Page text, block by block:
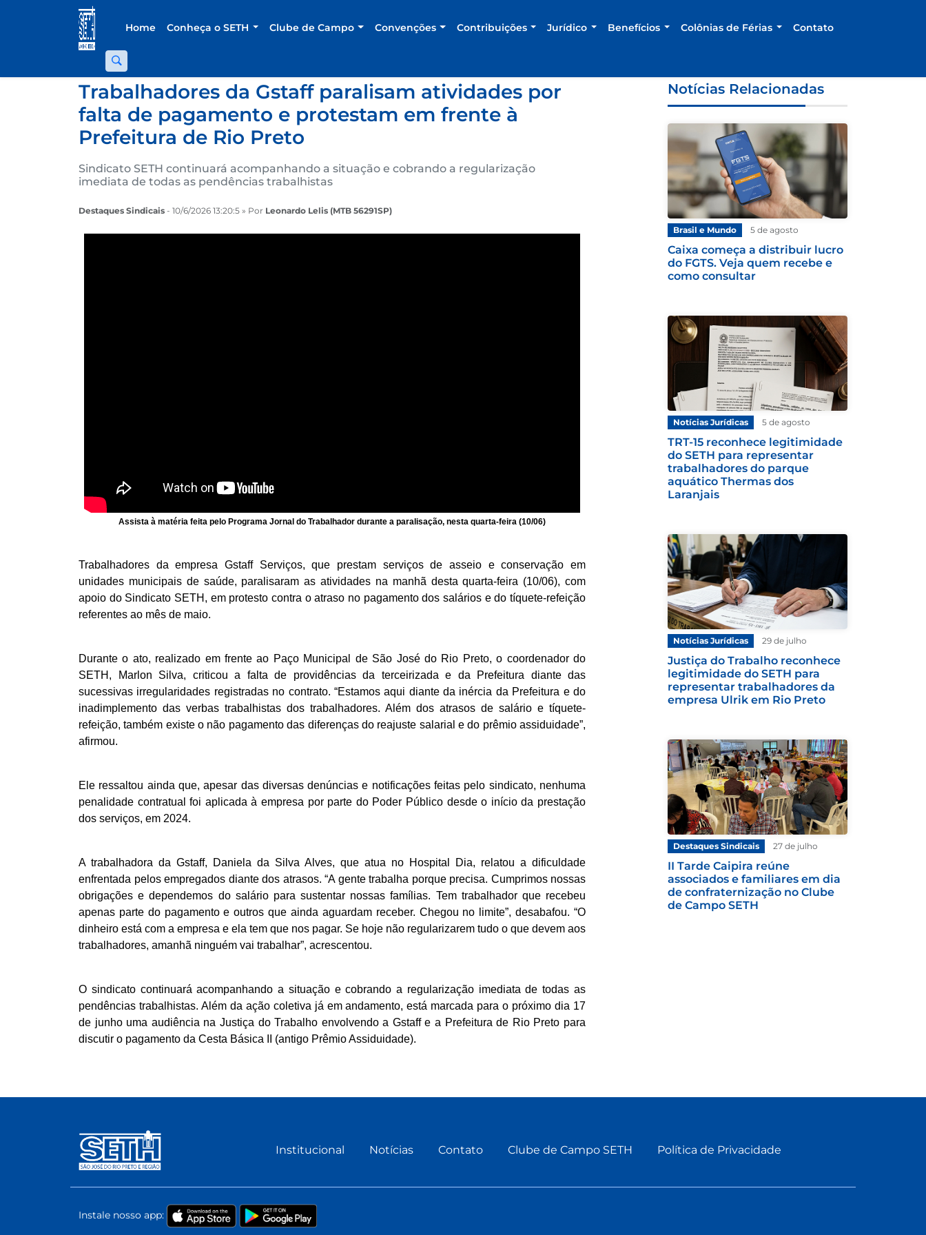
Home Conheça o SETH Clube de Campo Convenções Contribuições Jurídico Benefícios Colônias de Férias Contato
Trabalhadores da Gstaff paralisam atividades por
falta de pagamento e protestam em frente à
Prefeitura de Rio Preto
Sindicato SETH continuará acompanhando a situação e cobrando a regularização
imediata de todas as pendências trabalhistas
Destaques Sindicais - 10/6/2026 13:20:5 » Por Leonardo Lelis (MTB 56291SP)
Assista à matéria feita pelo Programa Jornal do Trabalhador durante a paralisação, nesta quarta-feira (10/06)
Trabalhadores da empresa Gstaff Serviços, que prestam serviços de asseio e conservação em
unidades municipais de saúde, paralisaram as atividades na manhã desta quarta-feira (10/06), com
apoio do Sindicato SETH, em protesto contra o atraso no pagamento dos salários e do tíquete-refeição
referentes ao mês de maio.
Durante o ato, realizado em frente ao Paço Municipal de São José do Rio Preto, o coordenador do
SETH, Marlon Silva, criticou a falta de providências da terceirizada e da Prefeitura diante das
sucessivas irregularidades registradas no contrato. “Estamos aqui diante da inércia da Prefeitura e do
inadimplemento das verbas trabalhistas dos trabalhadores. Além dos atrasos de salário e tíquete-
refeição, também existe o não pagamento das diferenças do reajuste salarial e do prêmio assiduidade”,
afirmou.
Ele ressaltou ainda que, apesar das diversas denúncias e notificações feitas pelo sindicato, nenhuma
penalidade contratual foi aplicada à empresa por parte do Poder Público desde o início da prestação
dos serviços, em 2024.
A trabalhadora da Gstaff, Daniela da Silva Alves, que atua no Hospital Dia, relatou a dificuldade
enfrentada pelos empregados diante dos atrasos. “A gente trabalha porque precisa. Cumprimos nossas
obrigações e dependemos do salário para sustentar nossas famílias. Tem trabalhador que recebeu
apenas parte do pagamento e outros que ainda aguardam receber. Chegou no limite”, desabafou. “O
dinheiro está com a empresa e ela tem que nos pagar. Se hoje não regularizarem tudo o que devem aos
trabalhadores, amanhã ninguém vai trabalhar”, acrescentou.
O sindicato continuará acompanhando a situação e cobrando a regularização imediata de todas as
pendências trabalhistas. Além da ação coletiva já em andamento, está marcada para o próximo dia 17
de junho uma audiência na Justiça do Trabalho envolvendo a Gstaff e a Prefeitura de Rio Preto para
discutir o pagamento da Cesta Básica II (antigo Prêmio Assiduidade).
Notícias Relacionadas
Brasil e Mundo 5 de agosto
Caixa começa a distribuir lucro
do FGTS. Veja quem recebe e
como consultar
Notícias Jurídicas 5 de agosto
TRT-15 reconhece legitimidade
do SETH para representar
trabalhadores do parque
aquático Thermas dos
Laranjais
Notícias Jurídicas 29 de julho
Justiça do Trabalho reconhece
legitimidade do SETH para
representar trabalhadores da
empresa Ulrik em Rio Preto
Destaques Sindicais 27 de julho
II Tarde Caipira reúne
associados e familiares em dia
de confraternização no Clube
de Campo SETH
Institucional Notícias Contato Clube de Campo SETH Política de Privacidade
Instale nosso app: